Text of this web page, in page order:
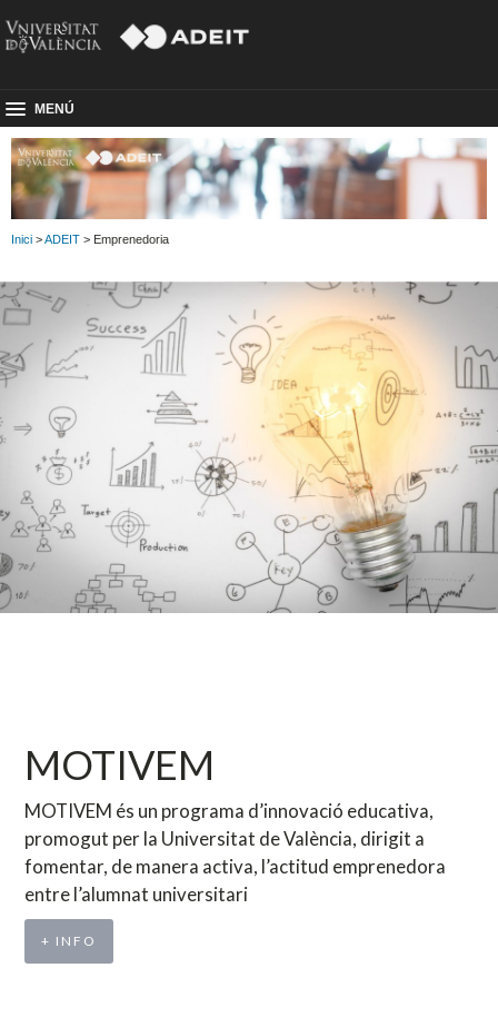
MENÚ
Inici >ADEIT > Emprenedoria
MOTIVEM
MOTIVEM és un programa d’innovació educativa,
promogut per la Universitat de València, dirigit a
fomentar, de manera activa, l’actitud emprenedora
entre l’alumnat universitari
+ INFO